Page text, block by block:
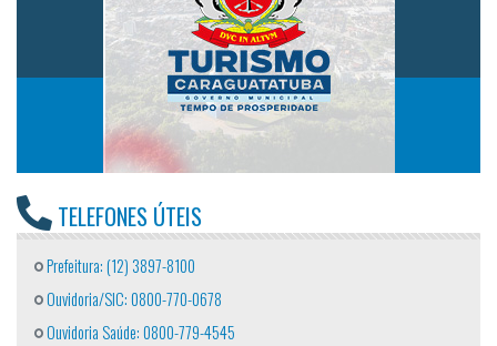
TELEFONES ÚTEIS
Prefeitura: (12) 3897-8100
Ouvidoria/SIC: 0800-770-0678
Ouvidoria Saúde: 0800-779-4545